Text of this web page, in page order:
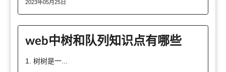
2023年05月25日
web中树和队列知识点有哪些
1. 树树是一...